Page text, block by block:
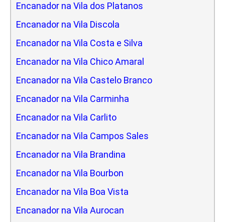
Encanador na Vila dos Platanos
Encanador na Vila Discola
Encanador na Vila Costa e Silva
Encanador na Vila Chico Amaral
Encanador na Vila Castelo Branco
Encanador na Vila Carminha
Encanador na Vila Carlito
Encanador na Vila Campos Sales
Encanador na Vila Brandina
Encanador na Vila Bourbon
Encanador na Vila Boa Vista
Encanador na Vila Aurocan